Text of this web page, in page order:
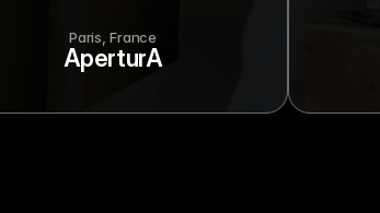
Paris, France
AperturA